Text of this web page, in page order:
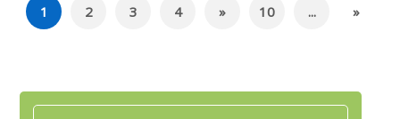
1 2 3 4 » 10 ...
»